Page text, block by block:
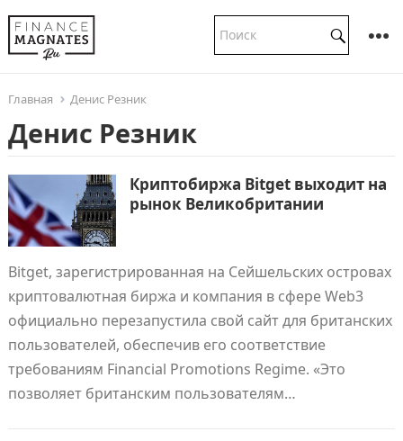
Главная Денис Резник
Денис Резник
Криптобиржа Bitget выходит на
рынок Великобритании
Bitget, зарегистрированная на Сейшельских островах
криптовалютная биржа и компания в сфере Web3
официально перезапустила свой сайт для британских
пользователей, обеспечив его соответствие
требованиям Financial Promotions Regime. «Это
позволяет британским пользователям…